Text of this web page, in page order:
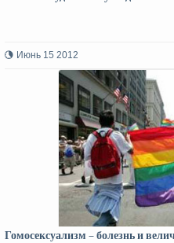
Июнь 15 2012
Гомосексуализм – болезнь и